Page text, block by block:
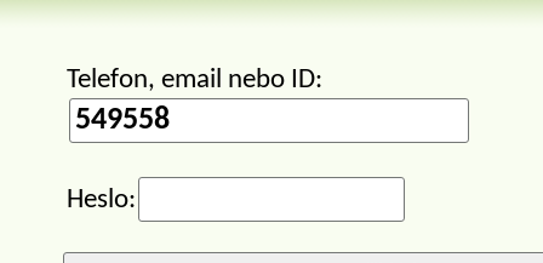
Telefon, email nebo ID:
Heslo: